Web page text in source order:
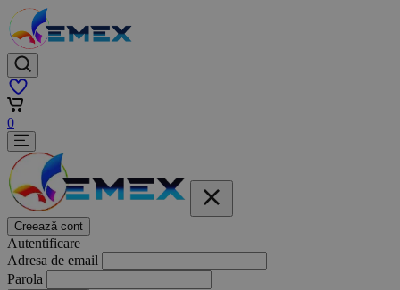
0
Creează cont
Autentificare
Adresa de email
Parola